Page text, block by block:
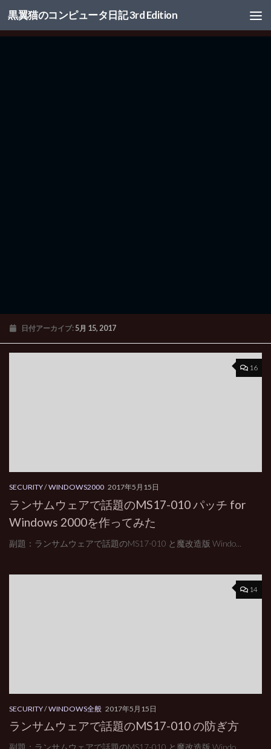
コンテンツへスキップ
黒翼猫のコンピュータ日記 3rd Edition
日付アーカイブ: 5月 15, 2017
16
SECURITY/WINDOWS2000 2017年5月15日
ランサムウェアで話題のMS17-010 パッチ for
Windows 2000を作ってみた
副題：ランサムウェアで話題のMS17-010 と魔改造版 Windo...
14
SECURITY/WINDOWS全般 2017年5月15日
ランサムウェアで話題のMS17-010 の防ぎ方